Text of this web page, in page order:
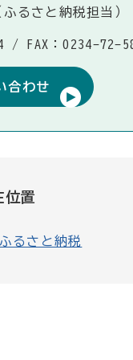
るさと納税担当）
/ FAX：0234-72-
合わせ
位置
ふるさと納税